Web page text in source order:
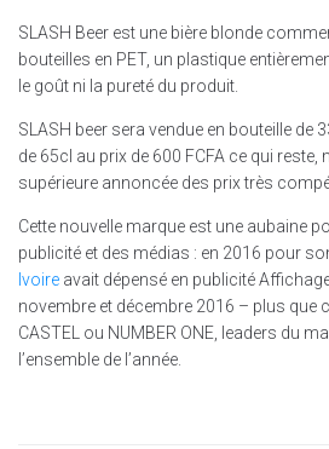
SLASH Beer est une bière blonde
bouteilles en PET, un plastique
le goût ni la pureté du produit.
SLASH beer sera vendue en bouteille de
de 65cl au prix de 600 FCFA ce qui reste,
supérieure annoncée des prix très
Cette nouvelle marque est une aubaine
publicité et des médias : en 2016 pour
Ivoire avait dépensé en publicité
novembre et décembre 2016 – plus que
CASTEL ou NUMBER ONE, leaders du
l’ensemble de l’année.